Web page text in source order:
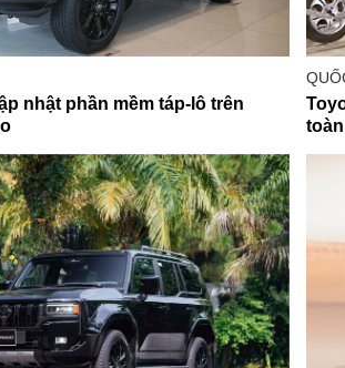
nhật phần mềm táp-lô trên